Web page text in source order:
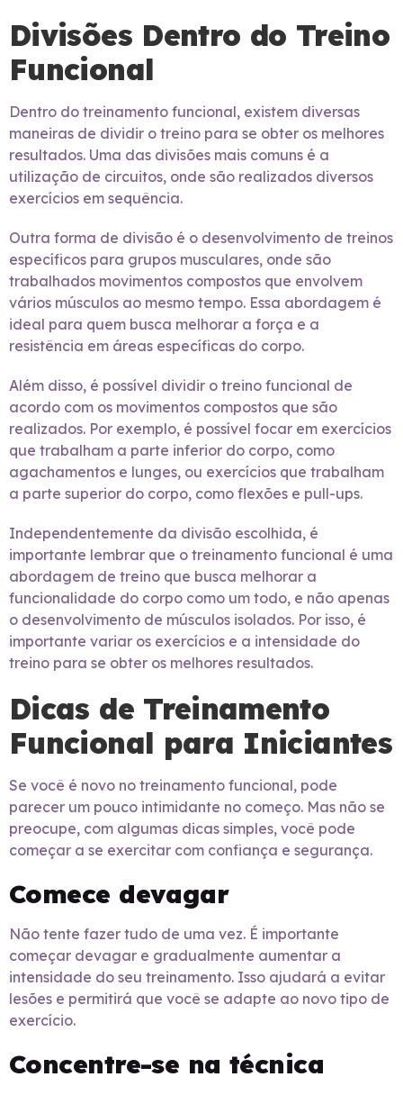
Divisões Dentro do Treino
Funcional
Dentro do treinamento funcional, existem diversas
maneiras de dividir o treino para se obter os melhores
resultados. Uma das divisões mais comuns é a
utilização de circuitos, onde são realizados diversos
exercícios em sequência.
Outra forma de divisão é o desenvolvimento de treinos
específicos para grupos musculares, onde são
trabalhados movimentos compostos que envolvem
vários músculos ao mesmo tempo. Essa abordagem é
ideal para quem busca melhorar a força e a
resistência em áreas específicas do corpo.
Além disso, é possível dividir o treino funcional de
acordo com os movimentos compostos que são
realizados. Por exemplo, é possível focar em exercícios
que trabalham a parte inferior do corpo, como
agachamentos e lunges, ou exercícios que trabalham
a parte superior do corpo, como flexões e pull-ups.
Independentemente da divisão escolhida, é
importante lembrar que o treinamento funcional é uma
abordagem de treino que busca melhorar a
funcionalidade do corpo como um todo, e não apenas
o desenvolvimento de músculos isolados. Por isso, é
importante variar os exercícios e a intensidade do
treino para se obter os melhores resultados.
Dicas de Treinamento
Funcional para Iniciantes
Se você é novo no treinamento funcional, pode
parecer um pouco intimidante no começo. Mas não se
preocupe, com algumas dicas simples, você pode
começar a se exercitar com confiança e segurança.
Comece devagar
Não tente fazer tudo de uma vez. É importante
começar devagar e gradualmente aumentar a
intensidade do seu treinamento. Isso ajudará a evitar
lesões e permitirá que você se adapte ao novo tipo de
exercício.
Concentre-se na técnica